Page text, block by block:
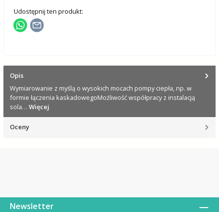
Udostępnij ten produkt:
Opis
Wymiarowanie z myślą o wysokich mocach pompy ciepła, np. w
formie łączenia kaskadowegoMożliwość współpracy z instalacją
sola… Więcej
Oceny
Newsletter